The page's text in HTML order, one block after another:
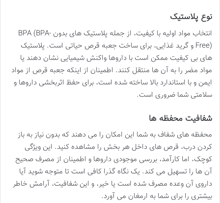
نوع پلاستیک
انتخاب مواد اولیه با کیفیت، از جمله پلاستیک های بدون BPA (BPA-
Free) و گرید غذایی، برای ساخت جعبه قرص حیاتی است. پلاستیک
های بی کیفیت ممکن است با داروها واکنش شیمیایی نشان دهند یا
مواد مضر را به آن ها منتقل کنند. اطمینان از اینکه جعبه قرص از مواد
ایمن و با استاندارد بالا ساخته شده است، برای حفظ اثربخشی داروها و
سلامتی شما ضروری است.
شفافیت محفظه ها
محفظه های شفاف به شما این امکان را می دهند که بدون نیاز به باز
کردن درب، قرص های داخل هر بخش را مشاهده کنید. این ویژگی
کوچک، اما کارآمد، بررسی موجودی داروها و اطمینان از مصرف صحیح
آن ها را تسهیل می کند. یک نگاه گذرا کافی است تا متوجه شوید آیا
داروی آن وعده مصرف شده است یا خیر، و این شفافیت، آرامش خاطر
بیشتری را برای شما به ارمغان می آورد.